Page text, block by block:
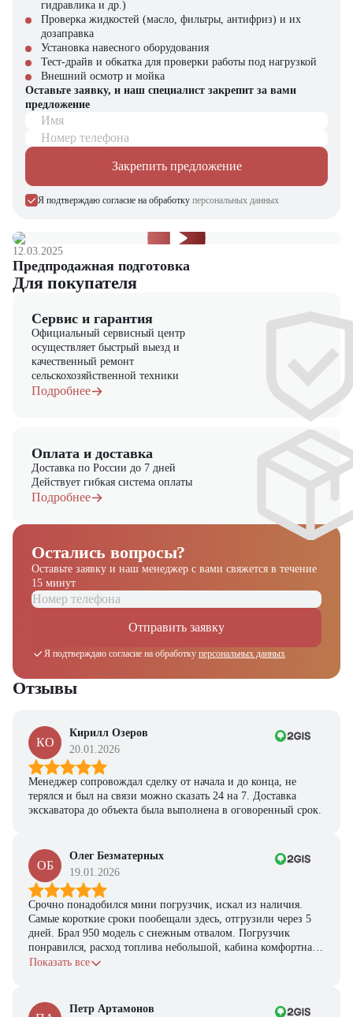
оборудования и запчастей.
гидравлика и др.)
Проверка жидкостей (масло, фильтры, антифриз) и их
дозаправка
Установка навесного оборудования
Тест-драйв и обкатка для проверки работы под нагрузкой
Внешний осмотр и мойка
Оставьте заявку, и наш специалист закрепит за вами
предложение
Имя
Номер телефона
Закрепить предложение
Я подтверждаю согласие на обработку персональных данных
12.03.2025
Предпродажная подготовка
Для покупателя
Сервис и гарантия
Официальный сервисный центр
осуществляет быстрый выезд и
качественный ремонт
сельскохозяйственной техники
Подробнее
Оплата и доставка
Доставка по России до 7 дней
Действует гибкая система оплаты
Подробнее
Остались вопросы?
Оставьте заявку и наш менеджер с вами свяжется в течение
15 минут
Отправить заявку
Я подтверждаю согласие на обработку персональных данных
Отзывы
КО
Кирилл Озеров
20.01.2026
Менеджер сопровождал сделку от начала и до конца, не
терялся и был на связи можно сказать 24 на 7. Доставка
экскаватора до объекта была выполнена в оговоренный срок.
ОБ
Олег Безматерных
19.01.2026
Срочно понадобился мини погрузчик, искал из наличия.
Самые короткие сроки пообещали здесь, отгрузили через 5
дней. Брал 950 модель с снежным отвалом. Погрузчик
понравился, расход топлива небольшой, кабина комфортная,
с задачами справляется.
Показать все
Петр Артамонов
Получите выгодное
предложение на спецтехнику
из наличия!
персональную подборку моделей и лучшие условия